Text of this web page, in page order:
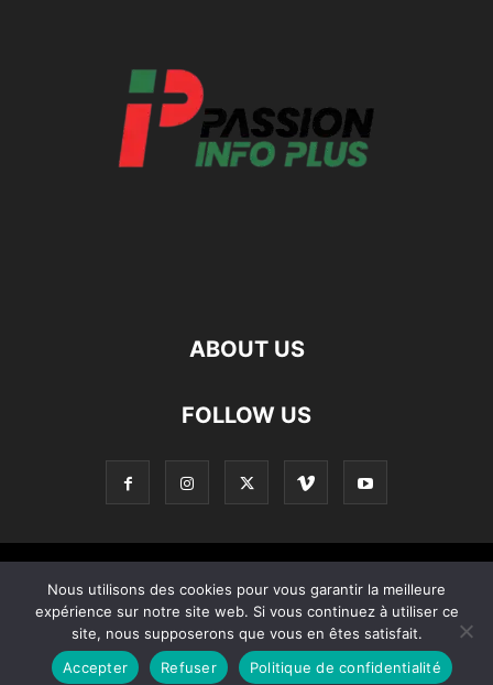
ABOUT US
FOLLOW US
Home
© Copyright © 2021 – Created by 0KOD KOMINOTE
Nous utilisons des cookies pour vous garantir la meilleure
expérience sur notre site web. Si vous continuez à utiliser ce
site, nous supposerons que vous en êtes satisfait.
Accepter
Refuser Politique de confidentialité